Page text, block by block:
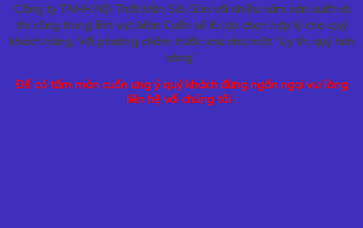
Công ty TNHH Nội Thất Màn Sài Gòn với nhiều năm sản xuất và
thi công trong lĩnh vực Màn Cuốn sẽ là lựa chọn hợp lý cho quý
khách hàng. Với phương châm trước sau như một “Uy tín quý hơn
vàng”.
Để có tấm màn cuốn ưng ý quý khách đừng ngần ngại vui lòng
liên hệ với chúng tôi :